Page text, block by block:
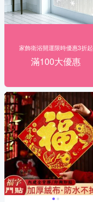
家飾衛浴開運限時優惠3折起
滿100大優惠